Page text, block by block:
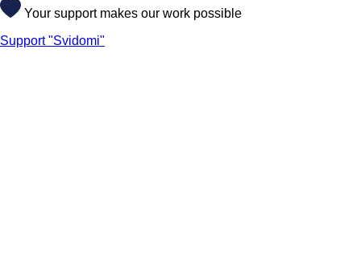
Your support makes our work possible
Support "Svidomi"